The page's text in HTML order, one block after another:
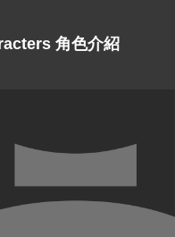
角色介紹